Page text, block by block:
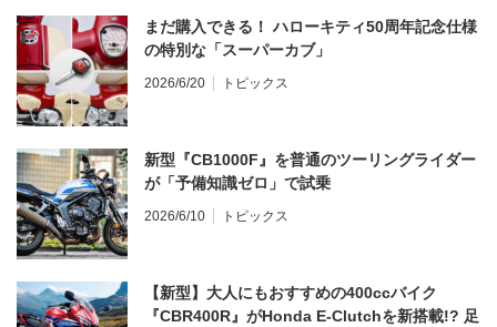
まだ購入できる！ ハローキティ50周年記念仕様
の特別な「スーパーカブ」
2026/6/20 トピックス
新型『CB1000F』を普通のツーリングライダー
が「予備知識ゼロ」で試乗
2026/6/10 トピックス
【新型】大人にもおすすめの400ccバイク
『CBR400R』がHonda E-Clutchを新搭載!? 足